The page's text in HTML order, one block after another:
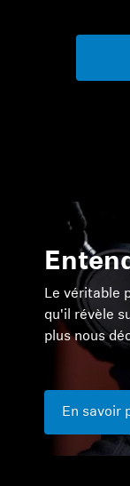
Le véritable
qu'il révèle
plus nous
En savoir
Connectez-